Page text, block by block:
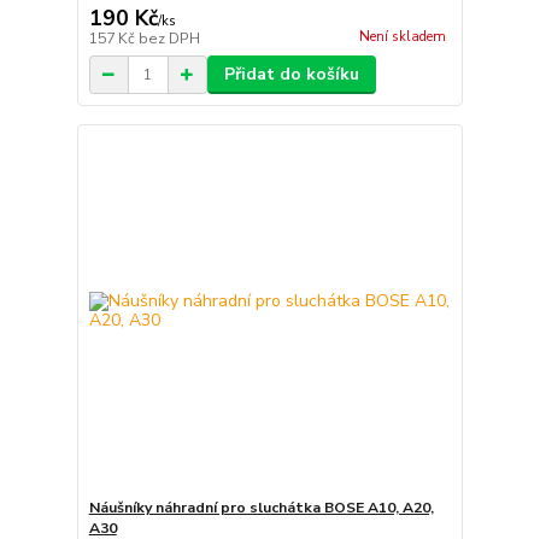
190 Kč/ks
157 Kč bez DPH Není skladem
Přidat do košíku
Náušníky náhradní pro sluchátka BOSE A10, A20,
A30